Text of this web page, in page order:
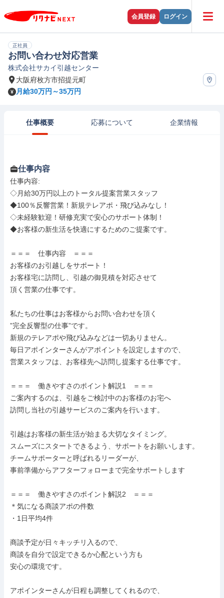
会員登録 ログイン
正社員
お問い合わせ対応営業
株式会社サカイ引越センター
大阪府枚方市招提元町
月給30万円～35万円
仕事概要 応募について 企業情報
仕事内容
仕事内容:
◇月給30万円以上のトータル提案営業スタッフ
◆100％反響営業！新規テレアポ・飛び込みなし！
◇未経験歓迎！研修充実で安心のサポート体制！
◆お客様の新生活を快適にするためのご提案です。
＝＝＝　仕事内容　＝＝＝
お客様のお引越しをサポート！
お客様宅に訪問し、引越の御見積を対応させて
頂く営業の仕事です。
私たちの仕事はお客様からお問い合わせを頂く
”完全反響型の仕事”です。
新規のテレアポや飛び込みなどは一切ありません。
毎日アポインターさんがアポイントを設定しますので、
営業スタッフは、お客様先へ訪問し提案する仕事です。
＝＝＝　働きやすさのポイント解説1　＝＝＝
ご案内するのは、引越をご検討中のお客様のお宅へ
訪問し当社の引越サービスのご案内を行います。
引越はお客様の新生活が始まる大切なタイミング。
スムーズにスタートできるよう、サポートをお願いします。
チームサポーターと呼ばれるリーダーが、
事前準備からアフターフォローまで完全サポートします
＝＝＝　働きやすさのポイント解説2　＝＝＝
＊気になる商談アポの件数
・1日平均4件
商談予定が日々キッチリ入るので、
商談を自分で設定できるか心配という方も
安心の環境です。
アポインターさんが日程も調整してくれるので、